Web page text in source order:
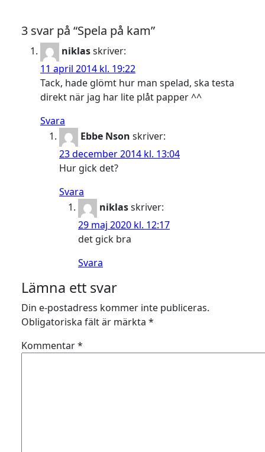
3 svar på “Spela på kam”
niklasskriver:
11 april 2014 kl. 19:22
Tack, hade glömt hur man spelad, ska testa
direkt när jag har lite plåt papper ^^
Svara
Ebbe Nson skriver:
23 december 2014 kl. 13:04
Hur gick det?
Svara
niklasskriver:
29 maj 2020 kl. 12:17
det gick bra
Svara
Lämna ett svar
Din e-postadress kommer inte publiceras.
Obligatoriska fält är märkta *
Kommentar*